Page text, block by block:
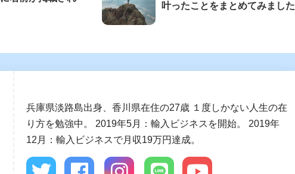
叶ったことをまとめてみました
兵庫県淡路島出身、香川県在住の27歳 １度しかない人生の在
り方を勉強中。 2019年5月：輸入ビジネスを開始。 2019年
12月：輸入ビジネスで月収19万円達成。